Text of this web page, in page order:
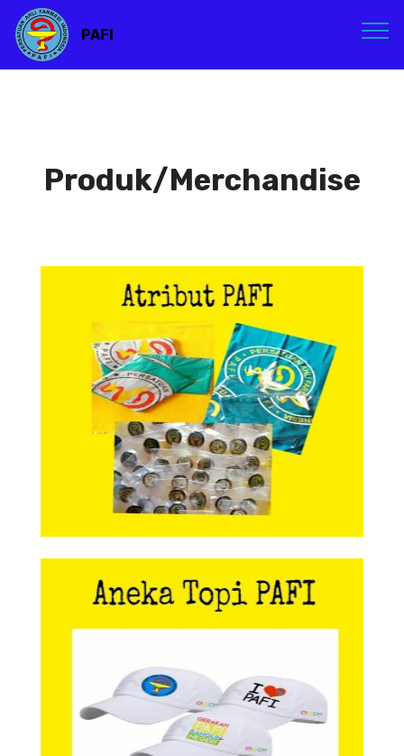
PAFI
Produk/Merchandise
Atribut PAFI
Atribut PAFI
Aneka Topi PAFI